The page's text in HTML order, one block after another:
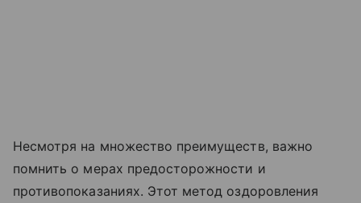
Несмотря на множество преимуществ, важно
помнить о мерах предосторожности и
противопоказаниях. Этот метод оздоровления